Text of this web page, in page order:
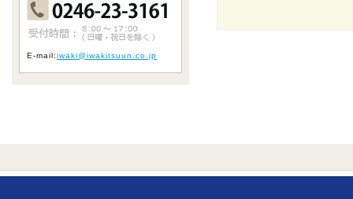
E-mail:iwaki@iwakitsuun.co.jp